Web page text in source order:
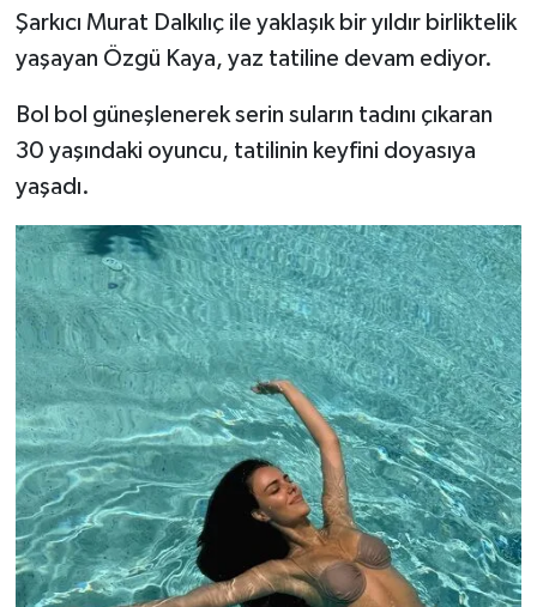
Şarkıcı Murat Dalkılıç ile yaklaşık bir yıldır birliktelik
yaşayan Özgü Kaya, yaz tatiline devam ediyor.
Bol bol güneşlenerek serin suların tadını çıkaran
30 yaşındaki oyuncu, tatilinin keyfini doyasıya
yaşadı.